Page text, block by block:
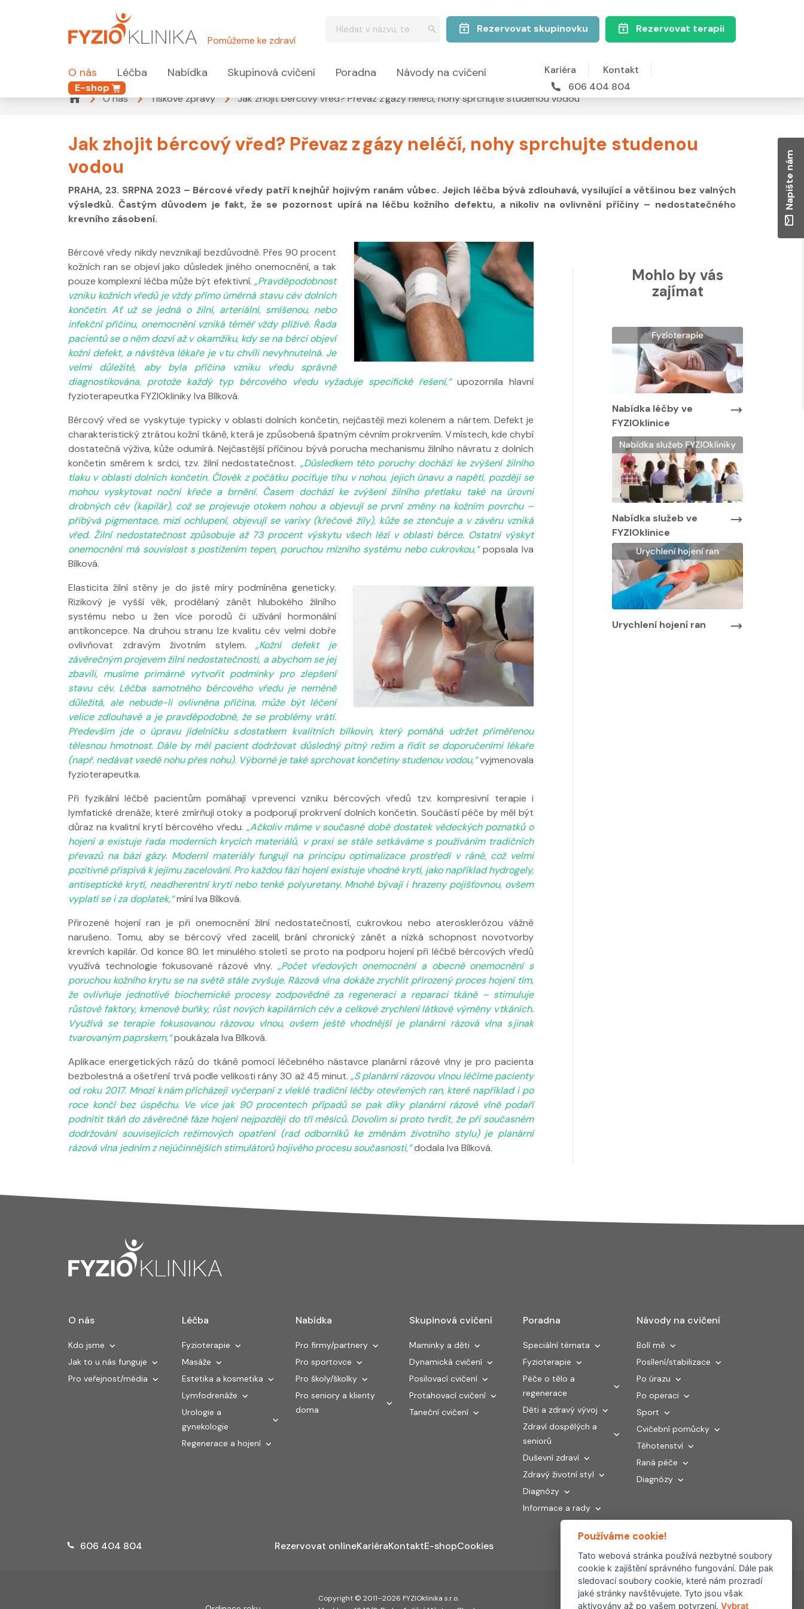
Pomůžeme ke zdraví
Rezervovat skupinovku Rezervovat terapii
O nás Léčba Nabídka Skupinová cvičení Poradna Návody na cvičení
E-shop
Kariéra
Kontakt
606 404 804
O nás
Tiskové zprávy Jak zhojit bércový vřed? Převaz z gázy neléčí, nohy sprchujte studenou vodou
Jak zhojit bércový vřed? Převaz z gázy neléčí, nohy sprchujte studenou
vodou
PRAHA, 23. SRPNA 2023 – Bércové vředy patří k nejhůř hojivým ranám vůbec. Jejich léčba bývá zdlouhavá, vysilující a většinou bez valných
výsledků. Častým důvodem je fakt, že se pozornost upírá na léčbu kožního defektu, a nikoliv na ovlivnění příčiny – nedostatečného
krevního zásobení.
Bércové vředy nikdy nevznikají bezdůvodně. Přes 90 procent
kožních ran se objeví jako důsledek jiného onemocnění, a tak
pouze komplexní léčba může být efektivní. „Pravděpodobnost
vzniku kožních vředů je vždy přímo úměrná stavu cév dolních
končetin. Ať už se jedná o žilní, arteriální, smíšenou, nebo
infekční příčinu, onemocnění vzniká téměř vždy plíživě. Řada
pacientů se o něm dozví až v okamžiku, kdy se na bérci objeví
kožní defekt, a návštěva lékaře je v tu chvíli nevyhnutelná. Je
velmi důležité, aby byla příčina vzniku vředu správně
diagnostikována, protože každý typ bércového vředu vyžaduje specifické řešení,“upozornila hlavní
fyzioterapeutka FYZIOkliniky Iva Bílková.
Bércový vřed se vyskytuje typicky v oblasti dolních končetin, nejčastěji mezi kolenem a nártem. Defekt je
charakteristický ztrátou kožní tkáně, která je způsobená špatným cévním prokrvením. V místech, kde chybí
dostatečná výživa, kůže odumírá. Nejčastější příčinou bývá porucha mechanismu žilního návratu z dolních
končetin směrem k srdci, tzv. žilní nedostatečnost. „Důsledkem této poruchy dochází ke zvýšení žilního
tlaku v oblasti dolních končetin. Člověk z počátku pociťuje tíhu v nohou, jejich únavu a napětí, později se
mohou vyskytovat noční křeče a brnění. Časem dochází ke zvýšení žilního přetlaku také na úrovni
drobných cév (kapilár), což se projevuje otokem nohou a objevují se první změny na kožním povrchu –
přibývá pigmentace, mizí ochlupení, objevují se varixy (křečové žíly), kůže se ztenčuje a v závěru vzniká
vřed. Žilní nedostatečnost způsobuje až 73 procent výskytu všech lézí v oblasti bérce. Ostatní výskyt
onemocnění má souvislost s postižením tepen, poruchou mízního systému nebo cukrovkou,“popsala Iva
Bílková.
Elasticita žilní stěny je do jisté míry podmíněna geneticky.
Rizikový je vyšší věk, prodělaný zánět hlubokého žilního
systému nebo u žen více porodů či užívání hormonální
antikoncepce. Na druhou stranu lze kvalitu cév velmi dobře
ovlivňovat zdravým životním stylem.„Kožní defekt je
závěrečným projevem žilní nedostatečnosti, a abychom se jej
zbavili, musíme primárně vytvořit podmínky pro zlepšení
stavu cév. Léčba samotného bércového vředu je neméně
důležitá, ale nebude-li ovlivněna příčina, může být léčení
velice zdlouhavé a je pravděpodobné, že se problémy vrátí.
Především jde o úpravu jídelníčku s dostatkem kvalitních bílkovin, který pomáhá udržet přiměřenou
tělesnou hmotnost. Dále by měl pacient dodržovat důsledný pitný režim a řídit se doporučeními lékaře
(např. nedávat vsedě nohu přes nohu). Výborné je také sprchovat končetiny studenou vodou,“vyjmenovala
fyzioterapeutka.
Při fyzikální léčbě pacientům pomáhají v prevenci vzniku bércových vředů tzv. kompresivní terapie i
lymfatické drenáže, které zmírňují otoky a podporují prokrvení dolních končetin. Součástí péče by měl být
důraz na kvalitní krytí bércového vředu. „Ačkoliv máme v současné době dostatek vědeckých poznatků o
hojení a existuje řada moderních krycích materiálů, v praxi se stále setkáváme s používáním tradičních
převazů na bázi gázy. Moderní materiály fungují na principu optimalizace prostředí v ráně, což velmi
pozitivně přispívá k jejímu zacelování. Pro každou fázi hojení existuje vhodné krytí, jako například hydrogely,
antiseptické krytí, neadherentní krytí nebo tenké polyuretany. Mnohé bývají i hrazeny pojišťovnou, ovšem
vyplatí se i za doplatek,“míní Iva Bílková.
Přirozené hojení ran je při onemocnění žilní nedostatečností, cukrovkou nebo aterosklerózou vážně
narušeno. Tomu, aby se bércový vřed zacelil, brání chronický zánět a nízká schopnost novotvorby
krevních kapilár. Od konce 80. let minulého století se proto na podporu hojení při léčbě bércových vředů
využívá technologie fokusované rázové vlny. „Počet vředových onemocnění a obecně onemocnění s
poruchou kožního krytu se na světě stále zvyšuje. Rázová vlna dokáže zrychlit přirozený proces hojení tím,
že ovlivňuje jednotlivé biochemické procesy zodpovědné za regeneraci a reparaci tkáně – stimuluje
růstové faktory, kmenové buňky, růst nových kapilárních cév a celkové zrychlení látkové výměny v tkáních.
Využívá se terapie fokusovanou rázovou vlnou, ovšem ještě vhodnější je planární rázová vlna s jinak
tvarovaným paprskem,“poukázala Iva Bílková.
Aplikace energetických rázů do tkáně pomocí léčebného nástavce planární rázové vlny je pro pacienta
bezbolestná a ošetření trvá podle velikosti rány 30 až 45 minut. „S planární rázovou vlnou léčíme pacienty
od roku 2017. Mnozí k nám přicházejí vyčerpaní z vleklé tradiční léčby otevřených ran, které například i po
roce končí bez úspěchu. Ve více jak 90 procentech případů se pak díky planární rázové vlně podaří
podnítit tkáň do závěrečné fáze hojení nejpozději do tří měsíců. Dovolím si proto tvrdit, že při současném
dodržování souvisejících režimových opatření (rad odborníků ke změnám životního stylu) je planární
rázová vlna jedním z nejúčinnějších stimulátorů hojivého procesu současnosti,“dodala Iva Bílková.
Mohlo by vás
zajímat
Nabídka léčby ve
FYZIOklinice
Nabídka léčby ve
FYZIOklinice
Nabídka léčby ve
FYZIOklinice
Nabídka služeb ve
FYZIOklinice
Urychlení hojení ran
Napište nám
O nás
Kdo jsme
Jak to u nás funguje
Pro veřejnost/média
Léčba
Fyzioterapie
Masáže
Estetika a kosmetika
Lymfodrenáže
Urologie a
gynekologie
Regenerace a hojení
Nabídka
Pro firmy/partnery
Pro sportovce
Pro školy/školky
Pro seniory a klienty
doma
Skupinová cvičení
Maminky a děti
Dynamická cvičení
Posilovací cvičení
Protahovací cvičení
Taneční cvičení
Poradna
Speciální témata
Fyzioterapie
Péče o tělo a
regenerace
Děti a zdravý vývoj
Zdraví dospělých a
seniorů
Duševní zdraví
Zdravý životní styl
Diagnózy
Informace a rady
Návody na cvičení
Bolí mě
Posílení/stabilizace
Po úrazu
Po operaci
Sport
Cvičební pomůcky
Těhotenství
Raná péče
Diagnózy
606 404 804 Rezervovat onlineKariéraKontaktE-shopCookies
Copyright © 2011–2026 FYZIOklinika s.r.o.
Používáme cookie!
Tato webová stránka používá nezbytné soubory
cookie k zajištění správného fungování. Dále pak
sledovací soubory cookie, které nám prozradí
jaké stránky navštěvujete. Tyto jsou však
aktivovány až po vašem potvrzení. Vybrat